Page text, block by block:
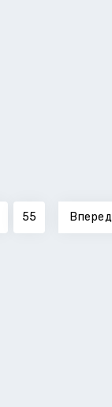
55 Вперед